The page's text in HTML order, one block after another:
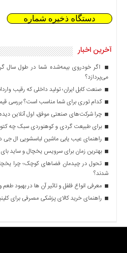
دستگاه ذخیره شماره
آخرین اخبار
اگر خودروی بیمه‌شده شما در طول سال
می‌پردازد؟
صنعت کابل ایران؛ تولید داخلی که رقیب
کدام توری برای شما مناسب است؟ بررسی
چرا شرکت‌های صنعتی موفق، اول آنلاین
برای طبیعت گردی و کوهنوردی سبک چه
راهنمای عیب یابی ماشین لباسشویی ال جی
بهترین زمان برای سرویس یخچال و ساید
شدند؟
معرفی انواع فلفل و تاثیر آن ‌ها در بهبود
راهنمای خرید کالای پزشکی مصرفی برای